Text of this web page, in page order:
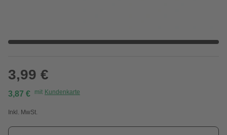
3,99 €
3,87 € mit Kundenkarte
Inkl. MwSt.